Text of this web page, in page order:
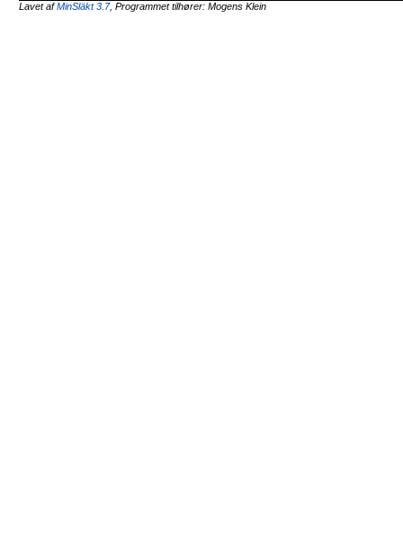
Lavet afMinSläkt 3.7, Programmet tilhører: Mogens Klein